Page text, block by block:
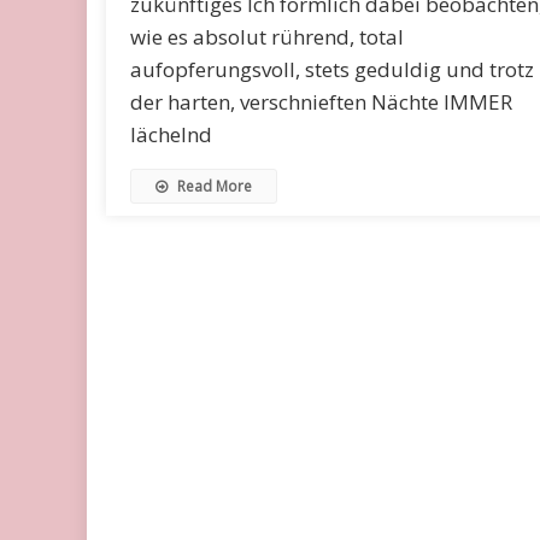
wie es absolut rührend, total
aufopferungsvoll, stets geduldig und trotz
der harten, verschnieften Nächte IMMER
lächelnd
Read More